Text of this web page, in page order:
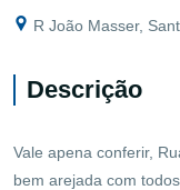
R João Masser,
Descrição
Vale apena conferir,
bem arejada com